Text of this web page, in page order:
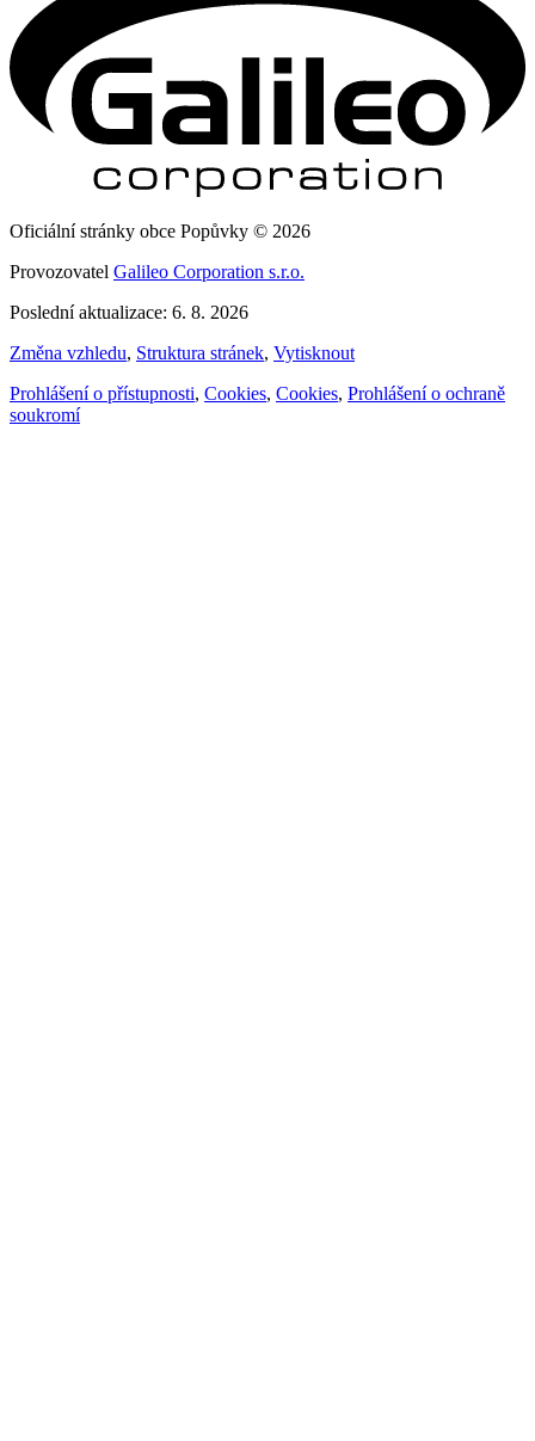
Oficiální stránky obce Popůvky © 2026
Provozovatel Galileo Corporation s.r.o.
Poslední aktualizace: 6. 8. 2026
Změna vzhledu, Struktura stránek, Vytisknout
Prohlášení o přístupnosti, Cookies, Cookies, Prohlášení o ochraně
soukromí